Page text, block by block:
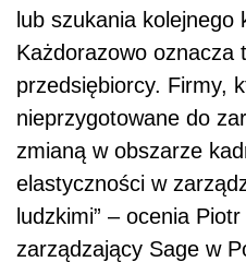
lub szukania kolejnego
Każdorazowo oznacza
przedsiębiorcy. Firmy,
nieprzygotowane do
zmianą w obszarze
elastyczności w
ludzkimi” – ocenia
zarządzający Sage w